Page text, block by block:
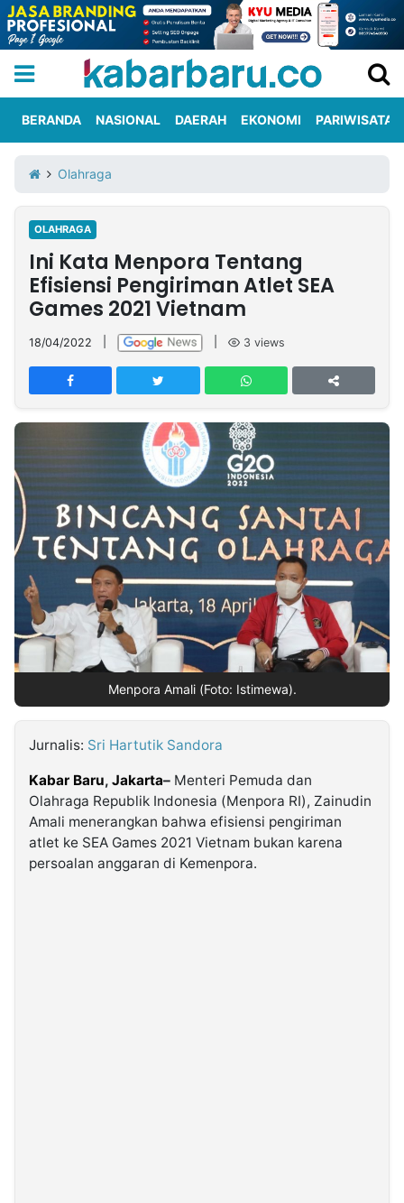
Iklan
Berita
Kami
Nasional
International
Olahraga
Entertainment
Daerah
Pariwisata
Kuliner
Kolom
Network
PT
TREETAN
INDONESIA
Partner
Insight
NTB
Suara
Time
Lens
IDN
Daily
Jogja
Jalan
Rakyat
Idealita
News
Kita
Notice
Radar
Baru
Seedbacklink
Follow
Kabarbaru
Kabarbaru.co
BERANDA NASIONAL DAERAH EKONOMI PARIWISATA
Olahraga
OLAHRAGA
Ini Kata Menpora Tentang
Efisiensi Pengiriman Atlet SEA
Games 2021 Vietnam
18/04/2022 3 views
Menpora Amali (Foto: Istimewa).
Jurnalis: Sri Hartutik Sandora
Kabar Baru, Jakarta– Menteri Pemuda dan
Olahraga Republik Indonesia (Menpora RI), Zainudin
Amali menerangkan bahwa efisiensi pengiriman
atlet ke SEA Games 2021 Vietnam bukan karena
persoalan anggaran di Kemenpora.